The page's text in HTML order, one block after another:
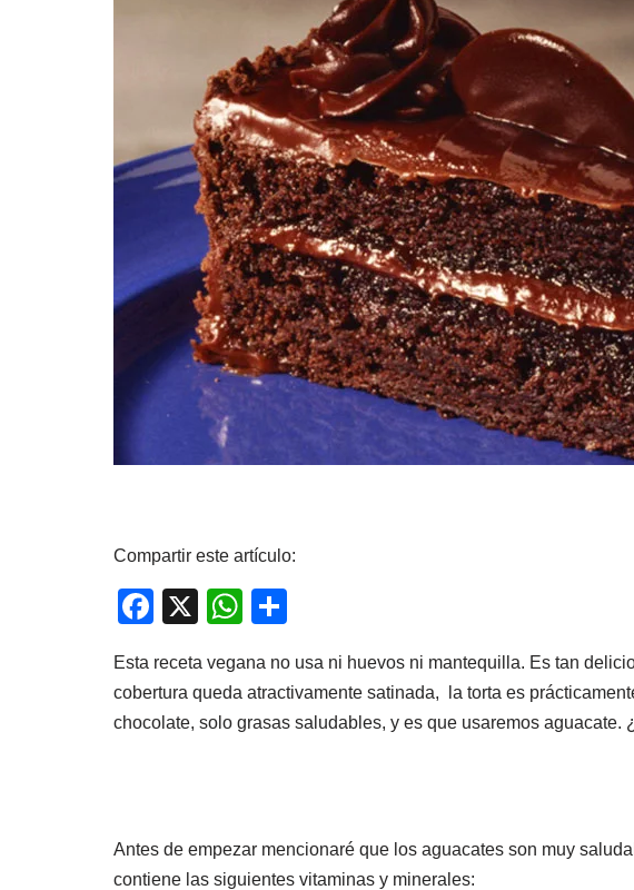
Compartir este artículo:
F
c
e
k
X
W
at
s
m
p
Esta receta vegana no usa ni huevos ni mantequilla. Es tan
cobertura queda atractivamente satinada, la torta es
chocolate, solo grasas saludables, y es que usaremos aguacate.
Antes de empezar mencionaré que los aguacates son muy
contiene las siguientes vitaminas y minerales: